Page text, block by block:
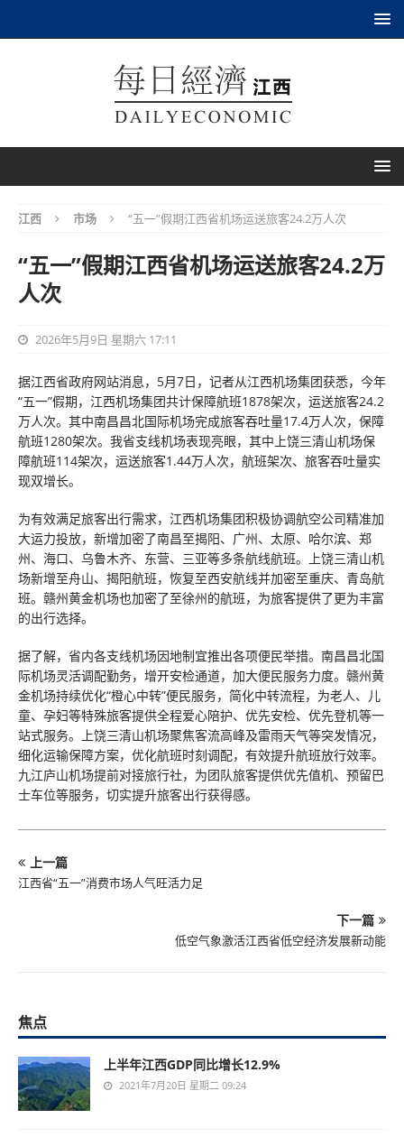
江西 市场 “五一”假期江西省机场运送旅客24.2万人次
“五一”假期江西省机场运送旅客24.2万
人次
2026年5月9日 星期六 17:11
据江西省政府网站消息，5月7日，记者从江西机场集团获悉，今年
“五一”假期，江西机场集团共计保障航班1878架次，运送旅客24.2
万人次。其中南昌昌北国际机场完成旅客吞吐量17.4万人次，保障
航班1280架次。我省支线机场表现亮眼，其中上饶三清山机场保
障航班114架次，运送旅客1.44万人次，航班架次、旅客吞吐量实
现双增长。
为有效满足旅客出行需求，江西机场集团积极协调航空公司精准加
大运力投放，新增加密了南昌至揭阳、广州、太原、哈尔滨、郑
州、海口、乌鲁木齐、东营、三亚等多条航线航班。上饶三清山机
场新增至舟山、揭阳航班，恢复至西安航线并加密至重庆、青岛航
班。赣州黄金机场也加密了至徐州的航班，为旅客提供了更为丰富
的出行选择。
据了解，省内各支线机场因地制宜推出各项便民举措。南昌昌北国
际机场灵活调配勤务，增开安检通道，加大便民服务力度。赣州黄
金机场持续优化“橙心中转”便民服务，简化中转流程，为老人、儿
童、孕妇等特殊旅客提供全程爱心陪护、优先安检、优先登机等一
站式服务。上饶三清山机场聚焦客流高峰及雷雨天气等突发情况，
细化运输保障方案，优化航班时刻调配，有效提升航班放行效率。
九江庐山机场提前对接旅行社，为团队旅客提供优先值机、预留巴
士车位等服务，切实提升旅客出行获得感。
上一篇
江西省“五一”消费市场人气旺活力足
下一篇
低空气象激活江西省低空经济发展新动能
焦点
上半年江西GDP同比增长12.9%
2021年7月20日 星期二 09:24